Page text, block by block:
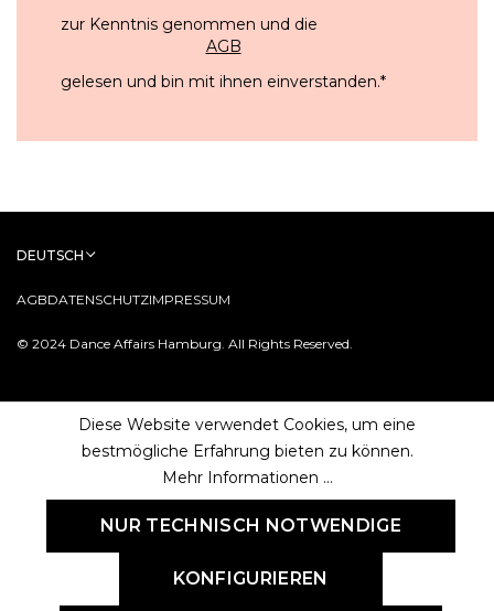
zur Kenntnis genommen und die
AGB
gelesen und bin mit ihnen einverstanden.*
© 2024 Dance Affairs Hamburg. All Rights Reserved.
AGBDATENSCHUTZIMPRESSUM
DEUTSCH
Diese Website verwendet Cookies, um eine
bestmögliche Erfahrung bieten zu können.
Mehr Informationen ...
NUR TECHNISCH NOTWENDIGE
KONFIGURIEREN